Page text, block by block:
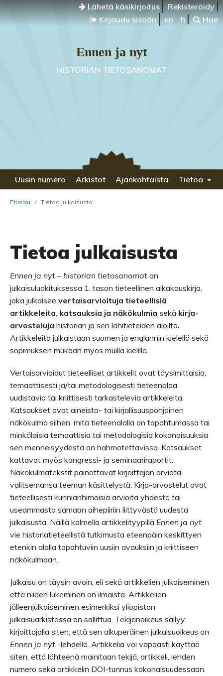
Lähetä käsikirjoitus
Rekisteröidy
Kirjaudu sisään
en fi Hae
Ennen ja nyt
HISTORIAN TIETOSANOMAT
Uusin numero Arkistot Ajankohtaista Tietoa
Etusivu / Tietoa julkaisusta
Tietoa julkaisusta
Ennen ja nyt – historian tietosanomat on
julkaisuluokituksessa 1. tason tieteellinen aikakauskirja,
joka julkaisee vertaisarvioituja tieteellisiä
artikkeleita, katsauksia ja näkökulmia sekä kirja-
arvosteluja historian ja sen lähitieteiden aloilta.
Artikkeleita julkaistaan suomen ja englannin kielellä sekä
sopimuksen mukaan myös muilla kielillä.
Vertaisarvioidut tieteelliset artikkelit ovat täysimittaisia,
temaattisesti ja/tai metodologisesti tieteenalaa
uudistavia tai kriittisesti tarkastelevia artikkeleita.
Katsaukset ovat aineisto- tai kirjallisuuspohjainen
näkökulma siihen, mitä tieteenalalla on tapahtumassa tai
minkälaisia temaattisia tai metodologisia kokonaisuuksia
sen menneisyydestä on hahmotettavissa. Katsaukset
kattavat myös kongressi- ja seminaariraportit.
Näkökulmatekstit painottavat kirjoittajan arviota
valitsemansa teeman käsittelystä. Kirja-arvostelut ovat
tieteellisesti kunnianhimoisia arvioita yhdestä tai
useammasta samaan aihepiiriin liittyvästä uudesta
julkaisusta. Näillä kolmella artikkelityypillä Ennen ja nyt
vie historiatieteellistä tutkimusta eteenpäin keskittyen
etenkin alalla tapahtuviin uusiin avauksiin ja kriittiseen
näkökulmaan.
Julkaisu on täysin avoin, eli sekä artikkelien julkaiseminen
että niiden lukeminen on ilmaista. Artikkelien
jälleenjulkaiseminen esimerkiksi yliopiston
julkaisuarkistossa on sallittua. Tekijänoikeus säilyy
kirjoittajalla siten, että sen alkuperäinen julkaisuoikeus on
Ennen ja nyt -lehdellä. Artikkelia voi vapaasti käyttää
siten, että lähteenä mainitaan tekijä, artikkeli, lehden
numero sekä artikkelin DOI-tunnus kokonaisuudessaan.